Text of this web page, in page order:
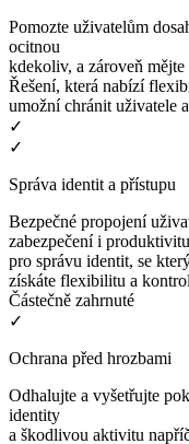
Pomozte uživatelům
ocitnou
kdekoliv, a zároveň mějte
Řešení, která nabízí
umožní chránit uživatele
✓
✓
Správa identit a přístupu
Bezpečné propojení
zabezpečení i
pro správu identit, se
získáte flexibilitu a
Částečně zahrnuté
✓
Ochrana před hrozbami
Odhalujte a vyšetřujte
identity
a škodlivou aktivitu